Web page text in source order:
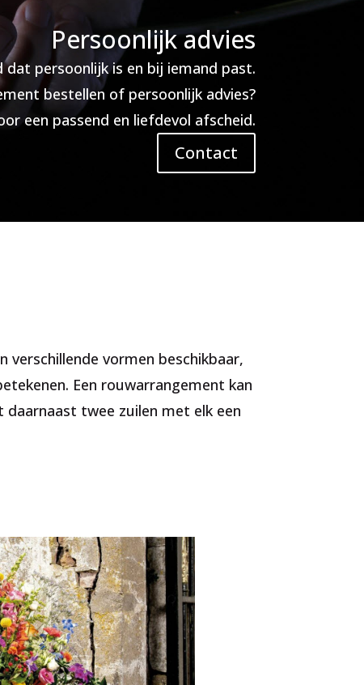
Persoonlijk advies
dat persoonlijk is en bij iemand past.
bestellen of persoonlijk advies?
een passend en liefdevol afscheid.
Contact
vormen beschikbaar,
Een rouwarrangement kan
twee zuilen met elk een